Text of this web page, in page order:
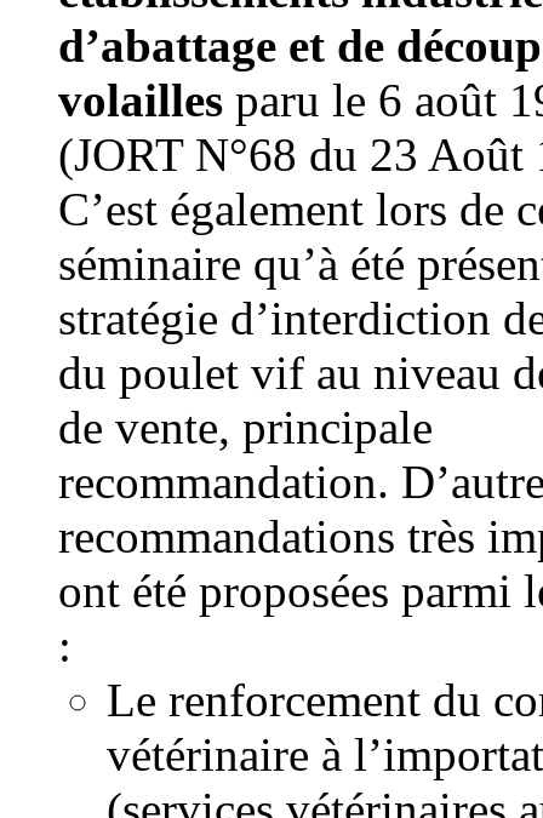
d’abattage et de
volailles paru le 6 août
(JORT N°68 du 23 Août
C’est également lors de
séminaire qu’à été
stratégie d’interdiction
du poulet vif au niveau
de vente, principale
recommandation.
recommandations très
ont été proposées parmi
:
Le renforcement du
vétérinaire à